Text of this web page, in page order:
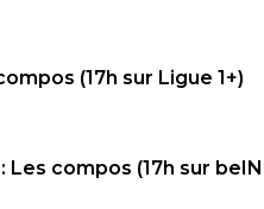
(17h sur Ligue 1+)
Les compos (17h sur beIN